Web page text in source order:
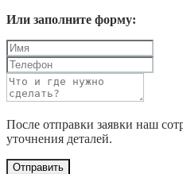
Или заполните форму:
После отправки заявки наш
уточнения деталей.
Отправить